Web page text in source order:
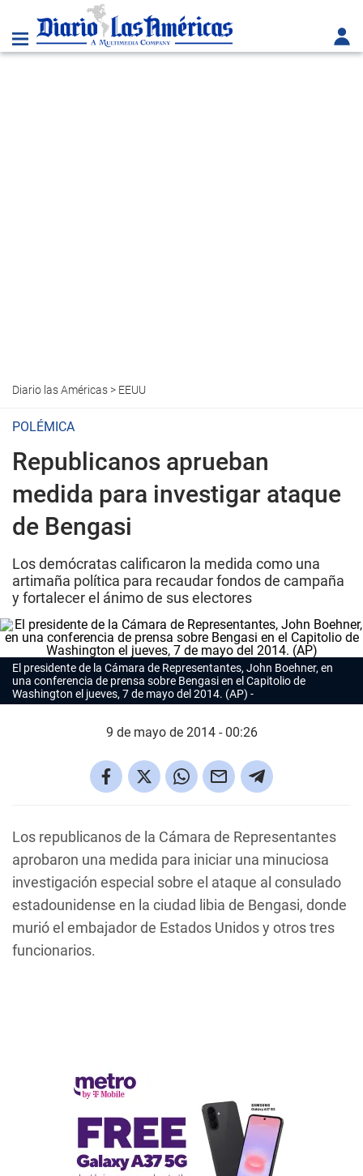
Diario las Américas> EEUU
POLÉMICA
Republicanos aprueban
medida para investigar ataque
de Bengasi
Los demócratas calificaron la medida como una
artimaña política para recaudar fondos de campaña
y fortalecer el ánimo de sus electores
El presidente de la Cámara de Representantes, John Boehner, en
una conferencia de prensa sobre Bengasi en el Capitolio de
Washington el jueves, 7 de mayo del 2014. (AP)
9 de mayo de 2014 - 00:26
Los republicanos de la Cámara de Representantes
aprobaron una medida para iniciar una minuciosa
investigación especial sobre el ataque al consulado
estadounidense en la ciudad libia de Bengasi, donde
murió el embajador de Estados Unidos y otros tres
funcionarios.